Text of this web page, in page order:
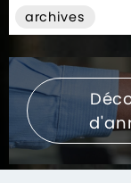
archives